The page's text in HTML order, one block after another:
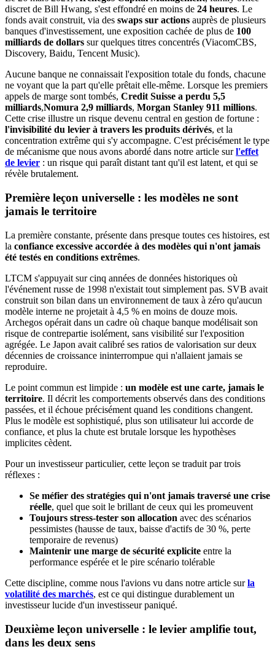
discret de Bill Hwang, s'est effondré en moins de 24 heures. Le
fonds avait construit, via des swaps sur actions auprès de plusieurs
banques d'investissement, une exposition cachée de plus de 100
milliards de dollars sur quelques titres concentrés (ViacomCBS,
Discovery, Baidu, Tencent Music).
Aucune banque ne connaissait l'exposition totale du fonds, chacune
ne voyant que la part qu'elle prêtait elle-même. Lorsque les premiers
appels de marge sont tombés, Credit Suisse a perdu 5,5
milliards,Nomura 2,9 milliards, Morgan Stanley 911 millions.
Cette crise illustre un risque devenu central en gestion de fortune :
l'invisibilité du levier à travers les produits dérivés, et la
concentration extrême qui s'y accompagne. C'est précisément le type
de mécanisme que nous avons abordé dans notre article surl'effet
de levier : un risque qui paraît distant tant qu'il est latent, et qui se
révèle brutalement.
Première leçon universelle : les modèles ne sont
jamais le territoire
La première constante, présente dans presque toutes ces histoires, est
la confiance excessive accordée à des modèles qui n'ont jamais
été testés en conditions extrêmes.
LTCM s'appuyait sur cinq années de données historiques où
l'événement russe de 1998 n'existait tout simplement pas. SVB avait
construit son bilan dans un environnement de taux à zéro qu'aucun
modèle interne ne projetait à 4,5 % en moins de douze mois.
Archegos opérait dans un cadre où chaque banque modélisait son
risque de contrepartie isolément, sans visibilité sur l'exposition
agrégée. Le Japon avait calibré ses ratios de valorisation sur deux
décennies de croissance ininterrompue qui n'allaient jamais se
reproduire.
Le point commun est limpide : un modèle est une carte, jamais le
territoire. Il décrit les comportements observés dans des conditions
passées, et il échoue précisément quand les conditions changent.
Plus le modèle est sophistiqué, plus son utilisateur lui accorde de
confiance, et plus la chute est brutale lorsque les hypothèses
implicites cèdent.
Pour un investisseur particulier, cette leçon se traduit par trois
réflexes :
Se méfier des stratégies qui n'ont jamais traversé une crise
réelle, quel que soit le brillant de ceux qui les promeuvent
Toujours stress-tester son allocation avec des scénarios
pessimistes (hausse de taux, baisse d'actifs de 30 %, perte
temporaire de revenus)
Maintenir une marge de sécurité explicite entre la
performance espérée et le pire scénario tolérable
Cette discipline, comme nous l'avions vu dans notre article surla
volatilité des marchés, est ce qui distingue durablement un
investisseur lucide d'un investisseur paniqué.
Deuxième leçon universelle : le levier amplifie tout,
dans les deux sens